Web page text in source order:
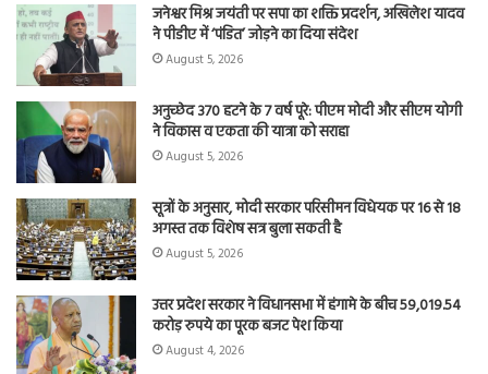
जनेश्वर मिश्र जयंती पर सपा का शक्ति प्रदर्शन, अखिलेश यादव
ने पीडीए में ‘पंडित’ जोड़ने का दिया संदेश
August 5, 2026
अनुच्छेद 370 हटने के 7 वर्ष पूरे: पीएम मोदी और सीएम योगी
ने विकास व एकता की यात्रा को सराहा
August 5, 2026
सूत्रों के अनुसार, मोदी सरकार परिसीमन विधेयक पर 16 से 18
अगस्त तक विशेष सत्र बुला सकती है
August 5, 2026
उत्तर प्रदेश सरकार ने विधानसभा में हंगामे के बीच 59,019.54
करोड़ रुपये का पूरक बजट पेश किया
August 4, 2026